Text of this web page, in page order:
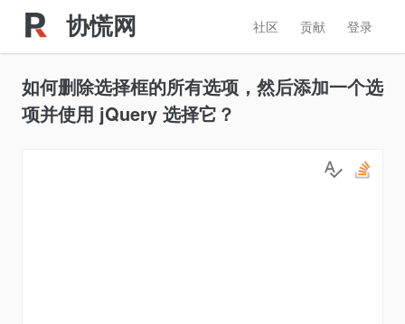
协慌网 登录
贡献
社区
如何删除选择框的所有选项，然后添加一个选
项并使用 jQuery 选择它？